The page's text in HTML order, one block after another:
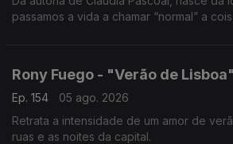
passamos a vida a chamar “normal” a
Rony Fuego - "Verão de Lisboa"
Ep. 154
05 ago. 2026
Retrata a intensidade de um amor de
ruas e as noites da capital.